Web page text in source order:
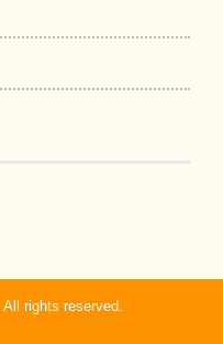
rights reserved.